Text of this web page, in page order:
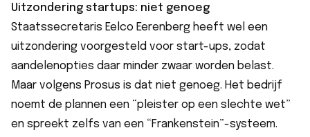
Uitzondering startups: niet genoeg
Staatssecretaris Eelco Eerenberg heeft wel een
uitzondering voorgesteld voor start-ups, zodat
aandelenopties daar minder zwaar worden belast.
Maar volgens Prosus is dat niet genoeg. Het bedrijf
noemt de plannen een “pleister op een slechte wet”
en spreekt zelfs van een “Frankenstein”-systeem.